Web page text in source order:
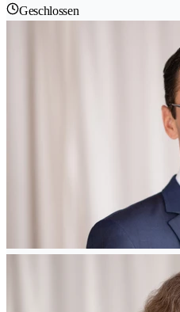
Geschlossen